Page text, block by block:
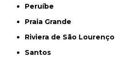
Peruíbe
Praia Grande
Riviera de São Lourenço
Santos